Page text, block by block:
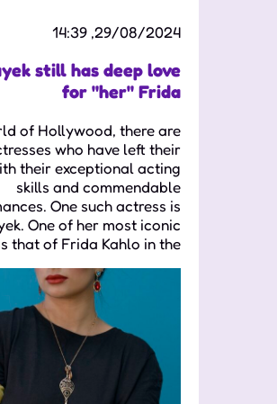
29/08/2024, 14:39
still has deep love
for "her" Frida
of Hollywood, there are
who have left their
their exceptional acting
skills and commendable
One such actress is
One of her most iconic
that of Frida Kahlo in the…